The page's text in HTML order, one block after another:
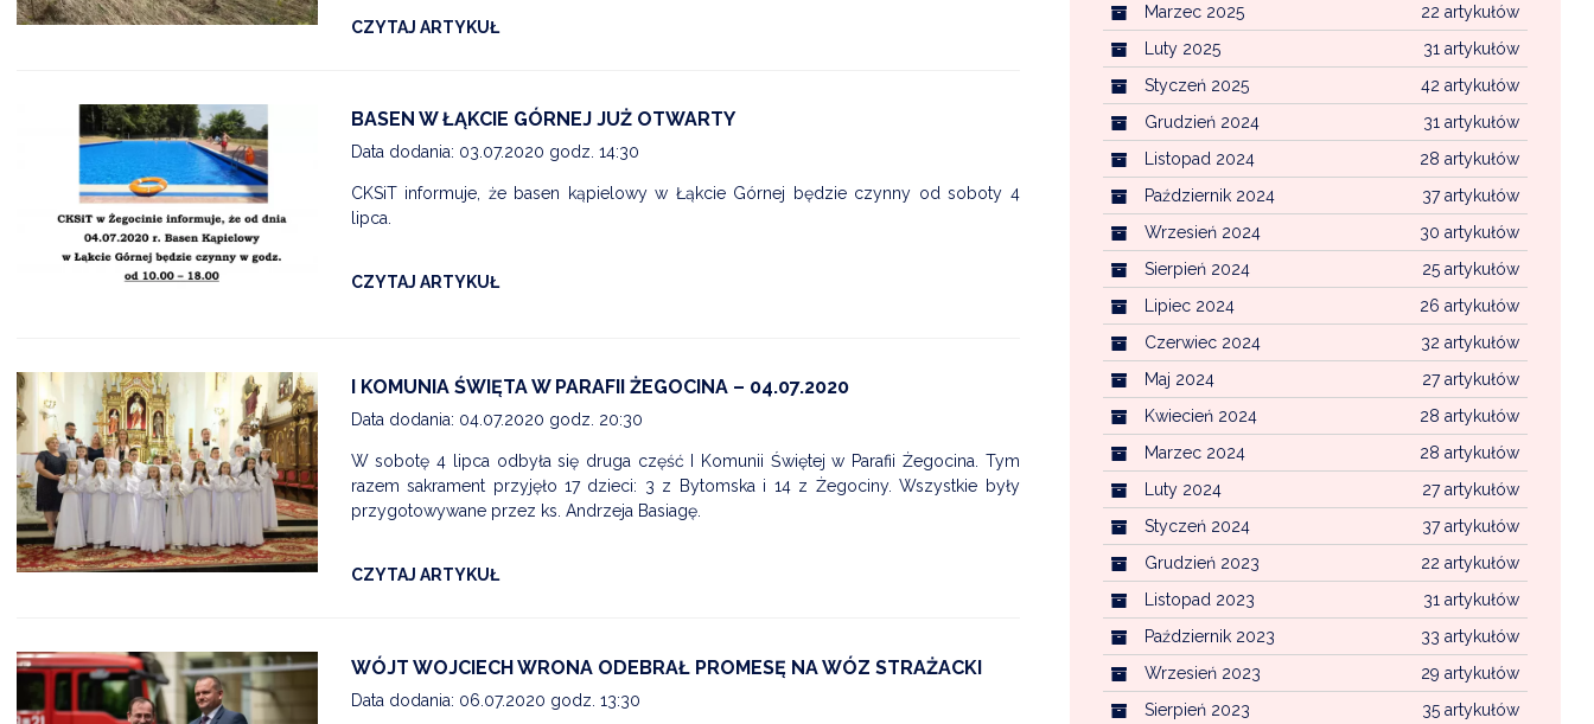
CZYTAJ ARTYKUŁ
BASEN W ŁĄKCIE GÓRNEJ JUŻ OTWARTY
Data dodania: 03.07.2020 godz. 14:30
CKSiT informuje, że basen kąpielowy w Łąkcie Górnej będzie czynny od soboty 4
lipca.
CZYTAJ ARTYKUŁ
I KOMUNIA ŚWIĘTA W PARAFII ŻEGOCINA – 04.07.2020
Data dodania: 04.07.2020 godz. 20:30
W sobotę 4 lipca odbyła się druga część I Komunii Świętej w Parafii Żegocina. Tym
razem sakrament przyjęło 17 dzieci: 3 z Bytomska i 14 z Żegociny. Wszystkie były
przygotowywane przez ks. Andrzeja Basiagę.
CZYTAJ ARTYKUŁ
WÓJT WOJCIECH WRONA ODEBRAŁ PROMESĘ NA WÓZ STRAŻACKI
Data dodania: 06.07.2020 godz. 13:30
22 artykułów
Marzec 2025
31 artykułów
Luty 2025
42 artykułów
Styczeń 2025
31 artykułów
Grudzień 2024
28 artykułów
Listopad 2024
37 artykułów
Październik 2024
30 artykułów
Wrzesień 2024
25 artykułów
Sierpień 2024
26 artykułów
Lipiec 2024
32 artykułów
Czerwiec 2024
27 artykułów
Maj 2024
28 artykułów
Kwiecień 2024
28 artykułów
Marzec 2024
27 artykułów
Luty 2024
37 artykułów
Styczeń 2024
22 artykułów
Grudzień 2023
31 artykułów
Listopad 2023
33 artykułów
Październik 2023
29 artykułów
Wrzesień 2023
35 artykułów
Sierpień 2023